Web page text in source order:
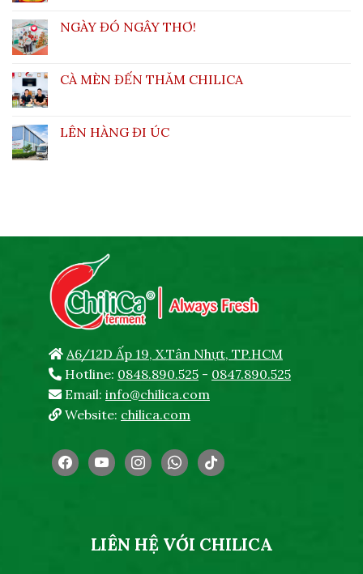
NGÀY ĐÓ NGÂY THƠ!
CÀ MÈN ĐẾN THĂM CHILICA
LÊN HÀNG ĐI ÚC
A6/12D Ấp 19, X.Tân Nhựt, TP.HCM
Hotline: 0848.890.525 - 0847.890.525
Email: info@chilica.com
Website: chilica.com
facebookyoutubeinstagramwhatsapp
tiktok
LIÊN HỆ VỚI CHILICA